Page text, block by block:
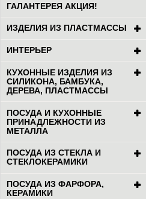
ГАЛАНТЕРЕЯ АКЦИЯ!
ИЗДЕЛИЯ ИЗ ПЛАСТМАССЫ
ИНТЕРЬЕР
КУХОННЫЕ ИЗДЕЛИЯ ИЗ
СИЛИКОНА, БАМБУКА,
ДЕРЕВА, ПЛАСТМАССЫ
ПОСУДА И КУХОННЫЕ
ПРИНАДЛЕЖНОСТИ ИЗ
МЕТАЛЛА
ПОСУДА ИЗ СТЕКЛА И
СТЕКЛОКЕРАМИКИ
ПОСУДА ИЗ ФАРФОРА,
КЕРАМИКИ